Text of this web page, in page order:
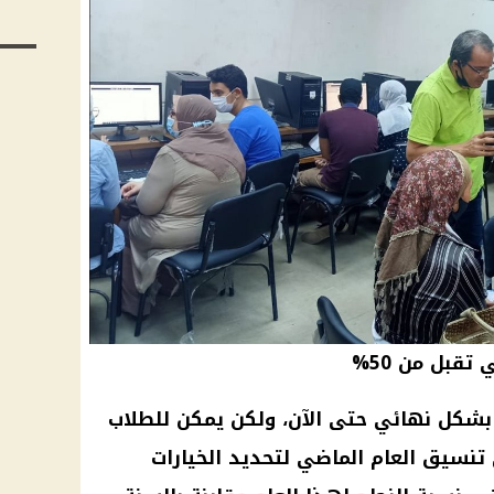
يظهر تنسيق الجامعات 2024 بشكل نهائي حتى الآن، ولكن يمكن للطلاب
العام الماضي لتحديد الخيارات